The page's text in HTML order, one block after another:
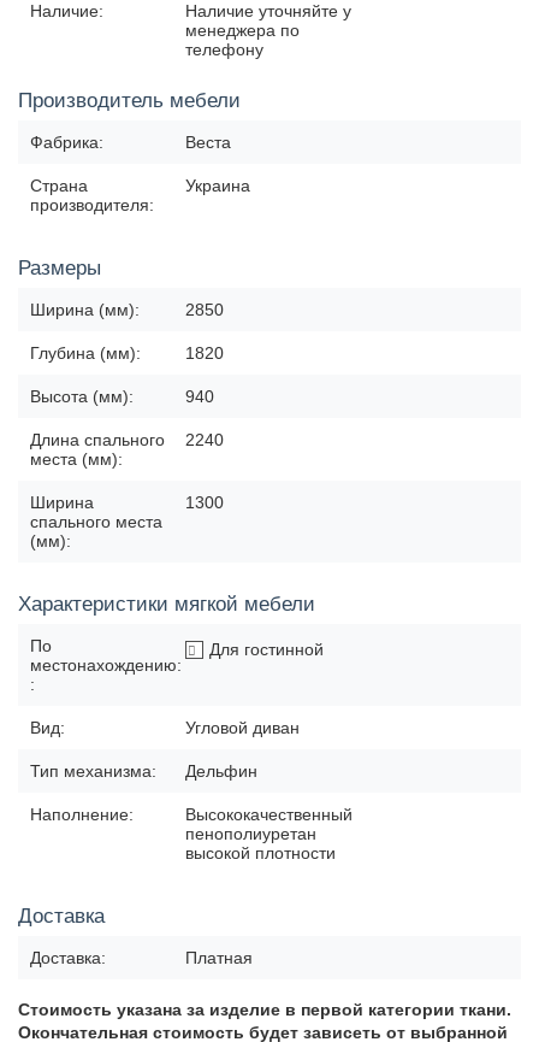
Наличие:
Наличие уточняйте у
менеджера по
телефону
Производитель мебели
Фабрика: Веста
Страна
производителя:
Украина
Размеры
Ширина (мм): 2850
Глубина (мм): 1820
Высота (мм): 940
Длина спального
места (мм):
2240
Ширина
спального места
(мм):
1300
Характеристики мягкой мебели
По
местонахождению:
:
Для гостинной
Вид: Угловой диван
Тип механизма: Дельфин
Наполнение:
Высококачественный
пенополиуретан
высокой плотности
Доставка
Доставка: Платная
Стоимость указана за изделие в первой категории ткани.
Окончательная стоимость будет зависеть от выбранной